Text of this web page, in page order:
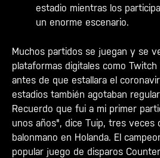
estadio mientras los
un enorme escenario.
Muchos partidos se juegan y se
plataformas digitales como Twitch
antes de que estallara el
estadios también agotaban
Recuerdo que fui a mi primer
unos años", dice Tuip, tres veces
balonmano en Holanda. El
popular juego de disparos